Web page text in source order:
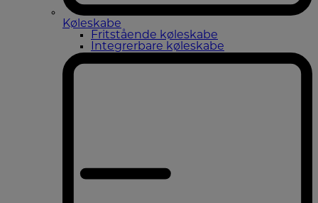
Køleskabe
Fritstående køleskabe
Integrerbare køleskabe